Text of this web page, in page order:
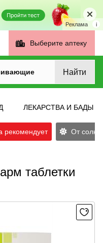
Реклама i
Выберите аптеку
Найти
ЛЕКАРСТВА И БАДЫ
рекомендует От
таблетки